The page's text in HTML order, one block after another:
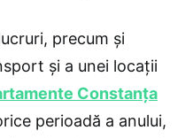
precum și
și a unei locații
Constanța
perioadă a anului,